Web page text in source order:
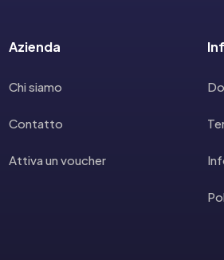
Azienda
Chi siamo
Contatto
Attiva un voucher